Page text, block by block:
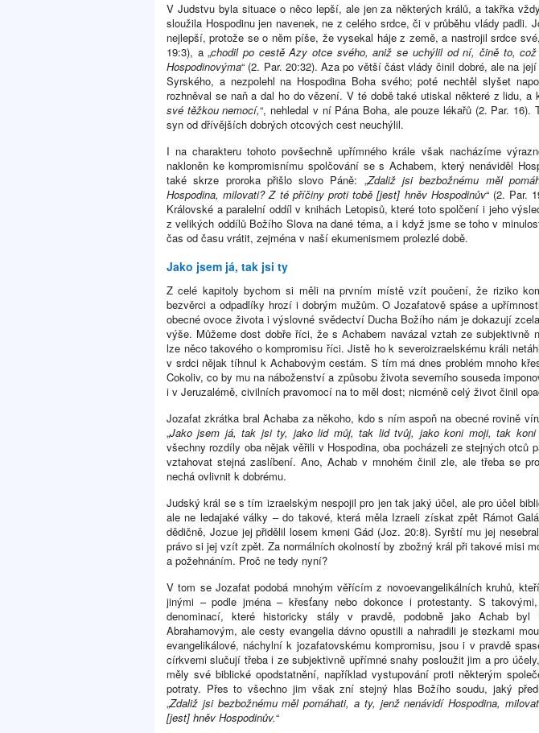
V Judstvu byla situace o něco lepší, ale jen za některých králů, a takřka
sloužila Hospodinu jen navenek, ne z celého srdce, či v průběhu vlády padli.
nejlepší, protože se o něm píše, že vysekal háje z země, a nastrojil srdce
19:3), a „chodil po cestě Azy otce svého, aniž se uchýlil od ní, čině to, což
Hospodinovýma“ (2. Par. 20:32). Aza po větší část vlády činil dobré, ale na
Syrského, a nezpolehl na Hospodina Boha svého; poté nechtěl slyšet
rozhněval se naň a dal ho do vězení. V té době také utiskal některé z lidu, a
své těžkou nemocí,“, nehledal v ní Pána Boha, ale pouze lékařů (2. Par. 16).
syn od dřívějších dobrých otcových cest neuchýlil.
I na charakteru tohoto povšechně upřímného krále však nacházíme
nakloněn ke kompromisnímu spolčování se s Achabem, který nenáviděl
také skrze proroka přišlo slovo Páně: „Zdaliž jsi bezbožnému měl
Hospodina, milovati? Z té příčiny proti tobě [jest] hněv Hospodinův“ (2. Par.
Královské a paralelní oddíl v knihách Letopisů, které toto spolčení i jeho
z velikých oddílů Božího Slova na dané téma, a i když jsme se toho v
čas od času vrátit, zejména v naší ekumenismem prolezlé době.
Jako jsem já, tak jsi ty
Z celé kapitoly bychom si měli na prvním místě vzít poučení, že riziko
bezvěrci a odpadlíky hrozí i dobrým mužům. O Jozafatově spáse a
obecné ovoce života i výslovné svědectví Ducha Božího nám je dokazují
výše. Můžeme dost dobře říci, že s Achabem navázal vztah ze subjektivně
lze něco takového o kompromisu říci. Jistě ho k severoizraelskému králi
v srdci nějak tíhnul k Achabovým cestám. S tím má dnes problém mnoho
Cokoliv, co by mu na náboženství a způsobu života severního souseda
i v Jeruzalémě, civilních pravomocí na to měl dost; nicméně celý život činil
Jozafat zkrátka bral Achaba za někoho, kdo s ním aspoň na obecné rovině
„Jako jsem já, tak jsi ty, jako lid můj, tak lid tvůj, jako koni moji, tak koni
všechny rozdíly oba nějak věřili v Hospodina, oba pocházeli ze stejných otců
vztahovat stejná zaslíbení. Ano, Achab v mnohém činil zle, ale třeba se
nechá ovlivnit k dobrému.
Judský král se s tím izraelským nespojil pro jen tak jaký účel, ale pro účel
ale ne ledajaké války – do takové, která měla Izraeli získat zpět Rámot
dědičně, Jozue jej přidělil losem kmeni Gád (Joz. 20:8). Syrští mu jej
právo si jej vzít zpět. Za normálních okolností by zbožný král při takové misi
a požehnáním. Proč ne tedy nyní?
V tom se Jozafat podobá mnohým věřícím z novoevangelikálních kruhů,
jinými – podle jména – křesťany nebo dokonce i protestanty. S
denominací, které historicky stály v pravdě, podobně jako Achab byl
Abrahamovým, ale cesty evangelia dávno opustili a nahradili je stezkami
evangelikálové, náchylní k jozafatovskému kompromisu, jsou i v pravdě
církvemi slučují třeba i ze subjektivně upřímné snahy posloužit jim a pro
měly své biblické opodstatnění, například vystupování proti některým
potraty. Přes to všechno jim však zní stejný hlas Božího soudu, jaký
„Zdaliž jsi bezbožnému měl pomáhati, a ty, jenž nenávidí Hospodina,
[jest] hněv Hospodinův.“